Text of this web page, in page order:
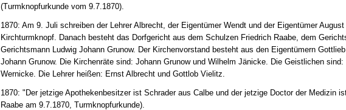
(Turmknopfurkunde vom 9.7.1870).
1870: Am 9. Juli schreiben der Lehrer Albrecht, der Eigentümer Wendt und der Eigentümer
Kirchturmknopf. Danach besteht das Dorfgericht aus dem Schulzen Friedrich Raabe, dem
Gerichtsmann Ludwig Johann Grunow. Der Kirchenvorstand besteht aus den Eigentümern
Johann Grunow. Die Kirchenräte sind: Johann Grunow und Wilhelm Jänicke. Die Geistlichen
Wernicke. Die Lehrer heißen: Ernst Albrecht und Gottlob Vielitz.
1870: "Der jetzige Apothekenbesitzer ist Schrader aus Calbe und der jetzige Doctor der Medizin
Raabe am 9.7.1870, Turmknopfurkunde).